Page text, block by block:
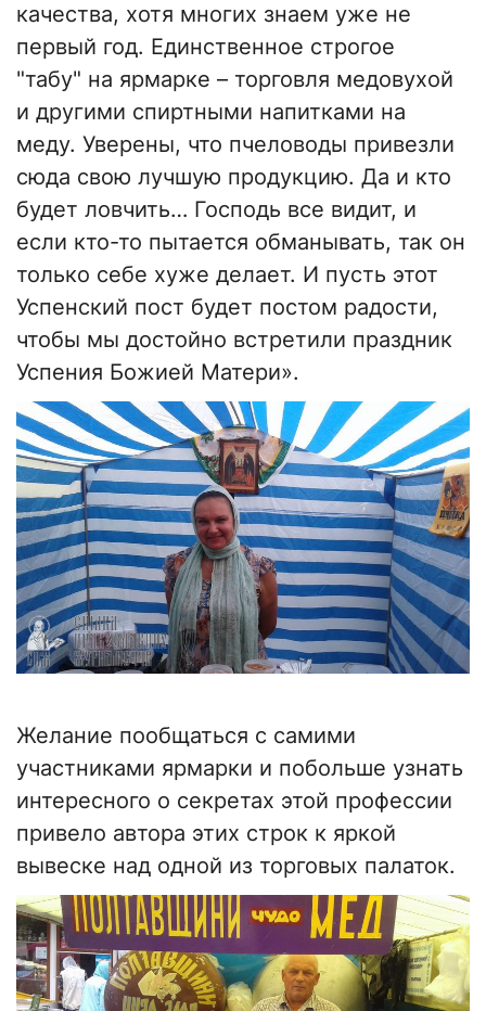
качества, хотя многих знаем уже не
первый год. Единственное строгое
"табу" на ярмарке – торговля медовухой
и другими спиртными напитками на
меду. Уверены, что пчеловоды привезли
сюда свою лучшую продукцию. Да и кто
будет ловчить… Господь все видит, и
если кто-то пытается обманывать, так он
только себе хуже делает. И пусть этот
Успенский пост будет постом радости,
чтобы мы достойно встретили праздник
Успения Божией Матери».
Желание пообщаться с самими
участниками ярмарки и побольше узнать
интересного о секретах этой профессии
привело автора этих строк к яркой
вывеске над одной из торговых палаток.